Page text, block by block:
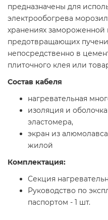
предназначены для
электрообогрева
хранениях замороженной
предотвращающих
непосредственно в
плиточного клея или
Состав кабеля
нагревательная
изоляция и
эластомера,
экран из
жилой
Комплектация:
Секция
Руководство по
паспортом - 1 шт.